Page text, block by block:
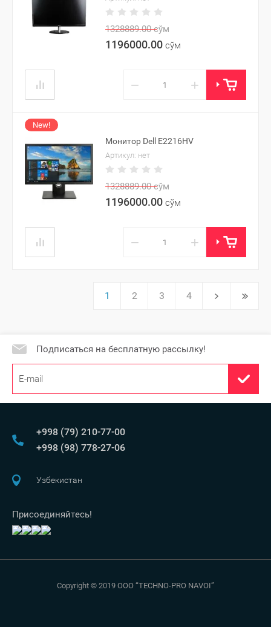
1328889.00сўм
1196000.00 сўм
− +
New!
Монитор Dell E2216HV
Артикул: нет
1328889.00сўм
1196000.00 сўм
− +
1 2 3 4
Подписаться на бесплатную рассылку!
+998 (79) 210-77-00
+998 (98) 778-27-06
Узбекистан
Присоединяйтесь!
Copyright © 2019 OOO “TECHNO-PRO NAVOI”